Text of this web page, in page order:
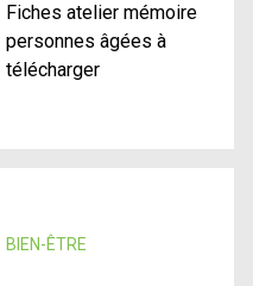
Fiches atelier mémoire
personnes âgées à
télécharger
BIEN-ÊTRE